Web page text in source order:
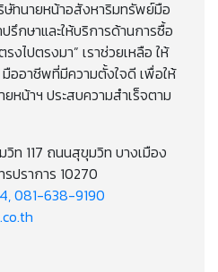
ษัทนายหน้าอสังหาริมทรัพย์มือ
ปรึกษาและให้บริการด้านการซื้อ
ไปตรงมา” เราช่วยเหลือ ให้
ออาชีพที่มีความตั้งใจดี เพื่อให้
หน้าฯ ประสบความสำเร็จตาม
ท 117 ถนนสุขุมวิท บางเมือง
ปราการ 10270
081-638-9190